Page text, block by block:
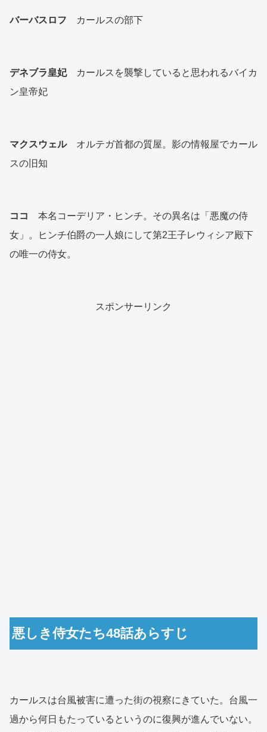
バーバスロフ カールスの部下
デネブラ皇妃カールスを襲撃していると思われるバイカ
ン皇帝妃
マクスウェルオルテガ首都の質屋。影の情報屋でカール
スの旧知
ココ
本名コーデリア・ヒンチ。その異名は「悪魔の侍
女」。ヒンチ伯爵の一人娘にして第2王子レウィシア殿下
の唯一の侍女。
スポンサーリンク
悪しき侍女たち48話あらすじ
カールスは台風被害に遭った街の視察にきていた。台風一
過から何日もたっているというのに復興が進んでいない。